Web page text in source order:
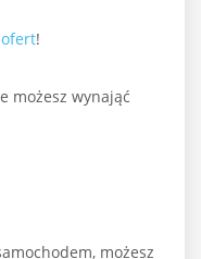
!
możesz wynająć
możesz